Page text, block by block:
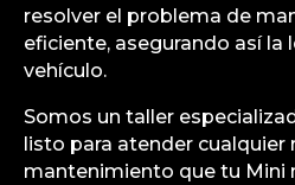
resolver el problema de
eficiente, asegurando así la
vehículo.
Somos un taller
listo para atender cualquier
mantenimiento que tu Mini